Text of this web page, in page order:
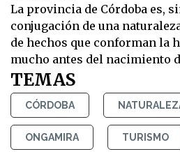
La provincia de Córdoba es,
conjugación de una
de hechos que conforman la
mucho antes del nacimiento
TEMAS
CÓRDOBA
ONGAMIRA TURISMO